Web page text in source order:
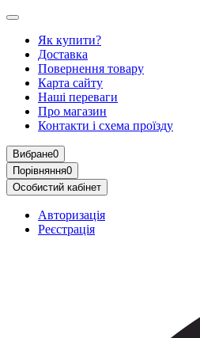
Як купити?
Доставка
Повернення товару
Карта сайту
Наші переваги
Про магазин
Контакти і схема проїзду
Вибране0
Порівняння0
Особистий кабінет
Авторизація
Реєстрація